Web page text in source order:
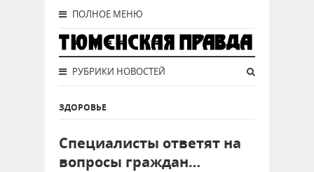
ПОЛНОЕ МЕНЮ
РУБРИКИ НОВОСТЕЙ
ЗДОРОВЬЕ
Специалисты ответят на
вопросы граждан…